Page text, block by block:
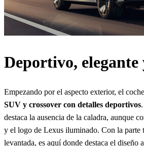
Deportivo, elegante
Empezando por el aspecto exterior, el
SUV y crossover con detalles deportivos
destaca la ausencia de la caladra, aunque
y el logo de Lexus iluminado. Con la parte
levantada, es aquí donde destaca el diseño